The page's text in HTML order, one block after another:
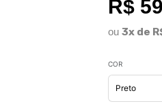
R$
ou 3x de
COR